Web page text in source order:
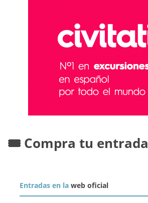
🎟️ Compra tu entrada
Entradas en la web oficial